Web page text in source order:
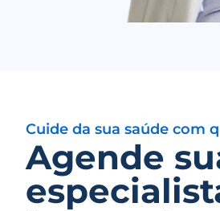
Cuide da sua saúde com
Agende